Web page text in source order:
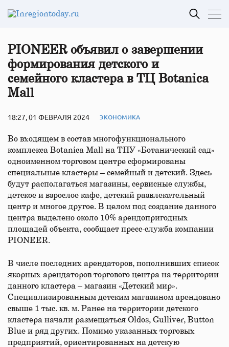
PIONEER объявил о завершении
формирования детского и
семейного кластера в ТЦ Botanica
Mall
18:27, 01 ФЕВРАЛЯ 2024 ЭКОНОМИКА
Во входящем в состав многофункционального
комплекса Botanica Mall на ТПУ «Ботанический сад»
одноименном торговом центре сформированы
специальные кластеры – семейный и детский. Здесь
будут располагаться магазины, сервисные службы,
детское и взрослое кафе, детский развлекательный
центр и многое другое. В целом под создание данного
центра выделено около 10% арендопригодных
площадей объекта, сообщает пресс-служба компании
PIONEER.
В числе последних арендаторов, пополнивших список
якорных арендаторов торгового центра на территории
данного кластера – магазин «Детский мир».
Специализированным детским магазином арендовано
свыше 1 тыс. кв. м. Ранее на территории детского
кластера начали размещаться Oldos, Gulliver, Button
Blue и ряд других. Помимо указанных торговых
предприятий, ориентированных на детскую